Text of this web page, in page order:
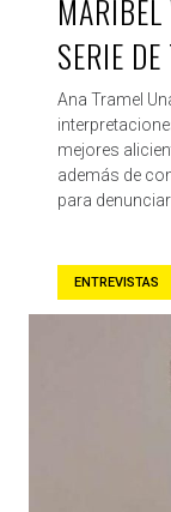
SERIE DE
Ana Tramel
mejores
además de
para
ENTREVISTAS